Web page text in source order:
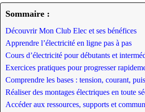
Sommaire :
Découvrir Mon Club Elec et ses bénéfices
Apprendre l’électricité en ligne pas à pas
Cours d’électricité pour débutants et
Exercices pratiques pour progresser
Comprendre les bases : tension, courant,
Réaliser des montages électriques en toute
Accéder aux ressources, supports et